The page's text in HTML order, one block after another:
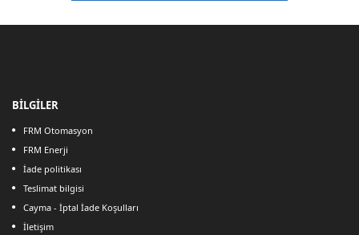
BİLGİLER
FRM Otomasyon
FRM Enerji
İade politikası
Teslimat bilgisi
Cayma - İptal İade Koşulları
İletişim